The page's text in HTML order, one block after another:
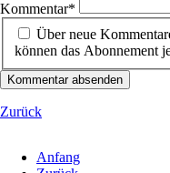
Kommentar*
Über neue
können das Abonnement
Kommentar absenden
Zurück
Anfang